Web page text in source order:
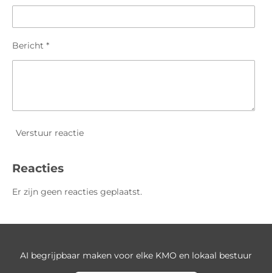
Bericht *
Verstuur reactie
Reacties
Er zijn geen reacties geplaatst.
AI begrijpbaar maken voor elke KMO en lokaal bestuur